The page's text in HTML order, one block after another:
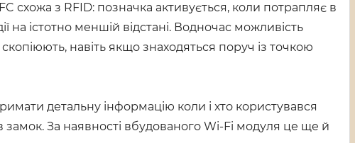
схожа з RFID: позначка активується, коли потрапляє в
на істотно меншій відстані. Водночас можливість
навіть якщо знаходяться поруч із точкою
детальну інформацію коли і хто користувався
За наявності вбудованого Wi-Fi модуля це ще й